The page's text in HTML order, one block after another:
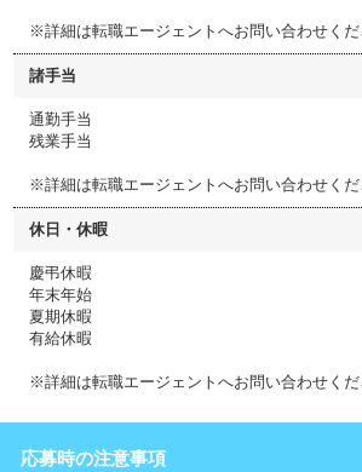
※詳細は転職エージェントへお問い合わせくだ
諸手当
通勤手当
残業手当
※詳細は転職エージェントへお問い合わせくだ
休日・休暇
慶弔休暇
年末年始
夏期休暇
有給休暇
※詳細は転職エージェントへお問い合わせくだ
応募時の注意事項